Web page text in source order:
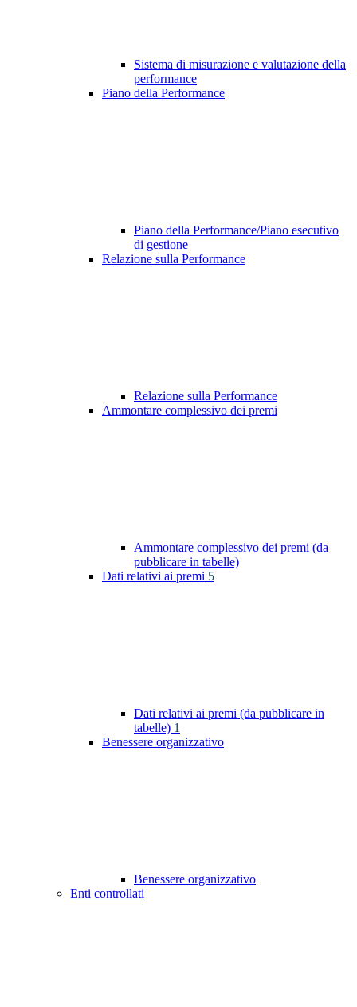
Sistema di misurazione e valutazione della
performance
Piano della Performance
Piano della Performance/Piano esecutivo
di gestione
Relazione sulla Performance
Relazione sulla Performance
Ammontare complessivo dei premi
Ammontare complessivo dei premi (da
pubblicare in tabelle)
Dati relativi ai premi 5
Dati relativi ai premi (da pubblicare in
tabelle) 1
Benessere organizzativo
Benessere organizzativo
Enti controllati